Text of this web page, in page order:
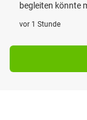
begleiten könnte
vor 1 Stunde